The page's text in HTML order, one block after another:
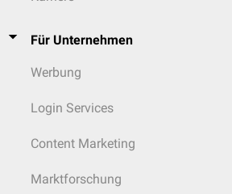
Für Unternehmen
Werbung
Login Services
Content Marketing
Marktforschung